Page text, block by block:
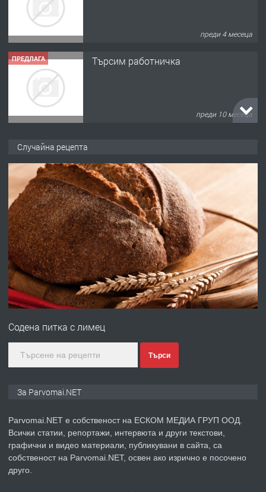
преди 10 месеца
ПРЕДЛАГА
Продава употребявани чисти и
преди 1 година
преди 1 година
ПРЕДЛАГА
Първи поход "По стъпките на Ангел
Войвода"
преди 1 година
ПРЕДЛАГА
Монтажник на малки детайли за
преди 1 година
ПРЕДЛАГА
Продавам апартамент - гр.
Случайна рецепта
Содена питка с лимец
Търси
За Parvomai.NET
Parvomai.NET е собственост на ЕСКОМ МЕДИА ГРУП ООД.
Всички статии, репортажи, интервюта и други текстови,
графични и видео материали, публикувани в сайта, са
собственост на Parvomai.NET, освен ако изрично е посочено
друго.